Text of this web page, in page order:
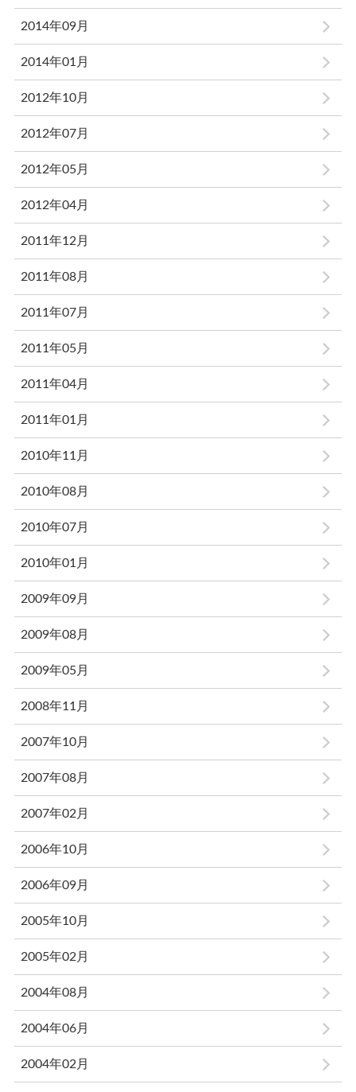
2014年09月
2014年01月
2012年10月
2012年07月
2012年05月
2012年04月
2011年12月
2011年08月
2011年07月
2011年05月
2011年04月
2011年01月
2010年11月
2010年08月
2010年07月
2010年01月
2009年09月
2009年08月
2009年05月
2008年11月
2007年10月
2007年08月
2007年02月
2006年10月
2006年09月
2005年10月
2005年02月
2004年08月
2004年06月
2004年02月